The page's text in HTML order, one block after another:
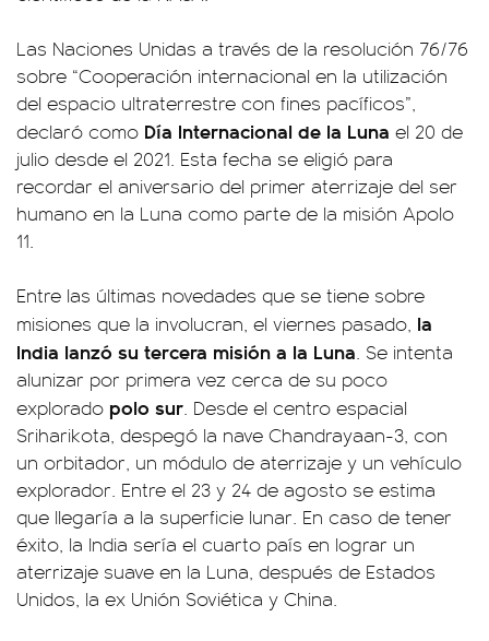
Las Naciones Unidas a través de la resolución 76/76
sobre “Cooperación internacional en la utilización
del espacio ultraterrestre con fines pacíficos”,
declaró como Día Internacional de la Luna el 20 de
julio desde el 2021. Esta fecha se eligió para
recordar el aniversario del primer aterrizaje del ser
humano en la Luna como parte de la misión Apolo
11.
Entre las últimas novedades que se tiene sobre
misiones que la involucran, el viernes pasado, la
India lanzó su tercera misión a la Luna. Se intenta
alunizar por primera vez cerca de su poco
explorado polo sur. Desde el centro espacial
Sriharikota, despegó la nave Chandrayaan-3, con
un orbitador, un módulo de aterrizaje y un vehículo
explorador. Entre el 23 y 24 de agosto se estima
que llegaría a la superficie lunar. En caso de tener
éxito, la India sería el cuarto país en lograr un
aterrizaje suave en la Luna, después de Estados
Unidos, la ex Unión Soviética y China.